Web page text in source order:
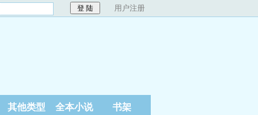
用户注册
其他类型 全本小说 书架